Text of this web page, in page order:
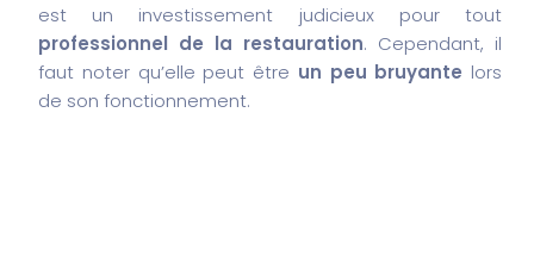
est un investissement judicieux pour tout
professionnel de la restauration. Cependant, il
faut noter qu’elle peut être un peu bruyante lors
de son fonctionnement.